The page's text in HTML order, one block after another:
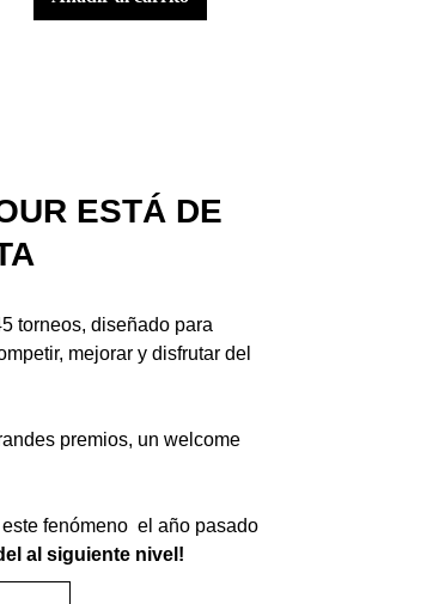
ESTÁ DE
torneos, diseñado para
mejorar y disfrutar del
premios, un welcome
fenómeno el año pasado
al siguiente nivel!